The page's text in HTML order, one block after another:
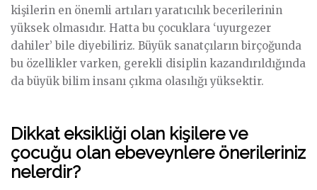
kişilerin en önemli artıları yaratıcılık becerilerinin
yüksek olmasıdır. Hatta bu çocuklara ‘uyurgezer
dahiler’ bile diyebiliriz. Büyük sanatçıların birçoğunda
bu özellikler varken, gerekli disiplin kazandırıldığında
da büyük bilim insanı çıkma olasılığı yüksektir.
Dikkat eksikliği olan kişilere ve
çocuğu olan ebeveynlere önerileriniz
nelerdir?